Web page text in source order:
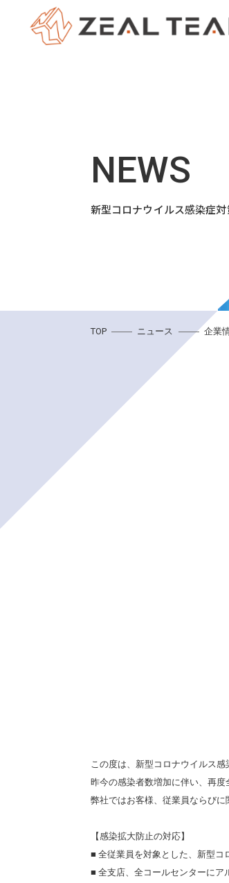
新型コロナウイルス感染症
TOP ニュース 企業
この度は、新型コロナウイルス
昨今の感染者数増加に伴い、再度
弊社ではお客様、従業員ならび
【感染拡大防止の対応】
■ 全従業員を対象とした、新型コ
■ 全支店、全コールセンターにア